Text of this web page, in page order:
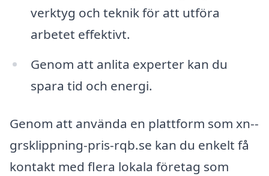
verktyg och teknik för att utföra
arbetet effektivt.
Genom att anlita experter kan du
spara tid och energi.
Genom att använda en plattform som xn--
grsklippning-pris-rqb.se kan du enkelt få
kontakt med flera lokala företag som